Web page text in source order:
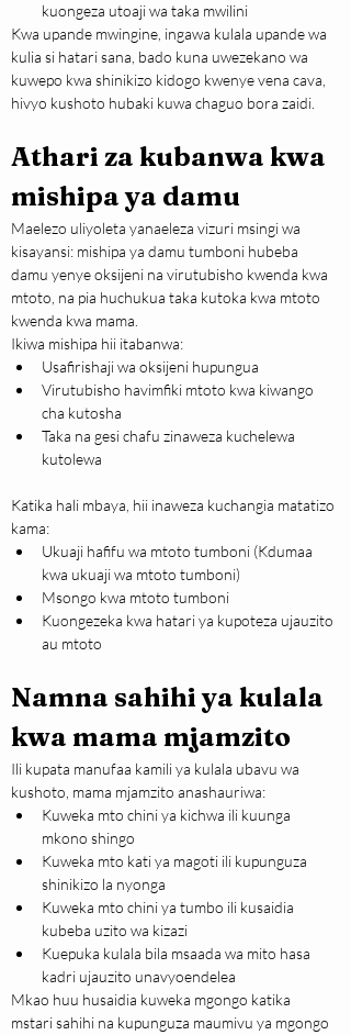
kuongeza utoaji wa taka mwilini
Kwa upande mwingine, ingawa kulala upande wa
kulia si hatari sana, bado kuna uwezekano wa
kuwepo kwa shinikizo kidogo kwenye vena cava,
hivyo kushoto hubaki kuwa chaguo bora zaidi.
Athari za kubanwa kwa
mishipa ya damu
Maelezo uliyoleta yanaeleza vizuri msingi wa
kisayansi: mishipa ya damu tumboni hubeba
damu yenye oksijeni na virutubisho kwenda kwa
mtoto, na pia huchukua taka kutoka kwa mtoto
kwenda kwa mama.
Ikiwa mishipa hii itabanwa:
Usafirishaji wa oksijeni hupungua
Virutubisho havimfiki mtoto kwa kiwango
cha kutosha
Taka na gesi chafu zinaweza kuchelewa
kutolewa
Katika hali mbaya, hii inaweza kuchangia matatizo
kama:
Ukuaji hafifu wa mtoto tumboni (Kdumaa
kwa ukuaji wa mtoto tumboni)
Msongo kwa mtoto tumboni
Kuongezeka kwa hatari ya kupoteza ujauzito
au mtoto
Namna sahihi ya kulala
kwa mama mjamzito
Ili kupata manufaa kamili ya kulala ubavu wa
kushoto, mama mjamzito anashauriwa:
Kuweka mto chini ya kichwa ili kuunga
mkono shingo
Kuweka mto kati ya magoti ili kupunguza
shinikizo la nyonga
Kuweka mto chini ya tumbo ili kusaidia
kubeba uzito wa kizazi
Kuepuka kulala bila msaada wa mito hasa
kadri ujauzito unavyoendelea
Mkao huu husaidia kuweka mgongo katika
mstari sahihi na kupunguza maumivu ya mgongo